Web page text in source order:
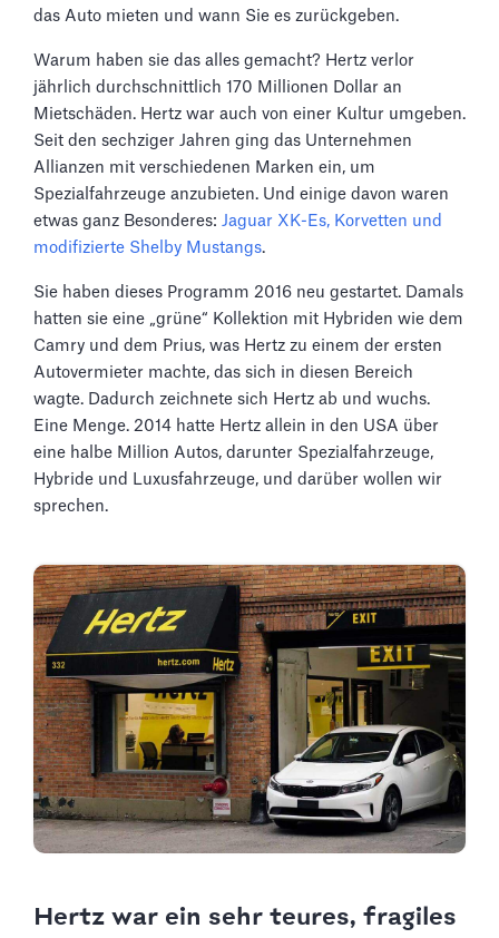
das Auto mieten und wann Sie es zurückgeben.
Warum haben sie das alles gemacht? Hertz verlor
jährlich durchschnittlich 170 Millionen Dollar an
Mietschäden. Hertz war auch von einer Kultur umgeben.
Seit den sechziger Jahren ging das Unternehmen
Allianzen mit verschiedenen Marken ein, um
Spezialfahrzeuge anzubieten. Und einige davon waren
etwas ganz Besonderes: Jaguar XK-Es, Korvetten und
modifizierte Shelby Mustangs.
Sie haben dieses Programm 2016 neu gestartet. Damals
hatten sie eine „grüne“ Kollektion mit Hybriden wie dem
Camry und dem Prius, was Hertz zu einem der ersten
Autovermieter machte, das sich in diesen Bereich
wagte. Dadurch zeichnete sich Hertz ab und wuchs.
Eine Menge. 2014 hatte Hertz allein in den USA über
eine halbe Million Autos, darunter Spezialfahrzeuge,
Hybride und Luxusfahrzeuge, und darüber wollen wir
sprechen.
Hertz war ein sehr teures, fragiles